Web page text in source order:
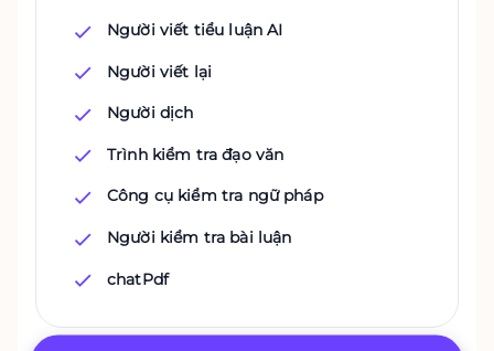
Người viết tiểu luận AI
Người viết lại
Người dịch
Trình kiểm tra đạo văn
Công cụ kiểm tra ngữ pháp
Người kiểm tra bài luận
chatPdf